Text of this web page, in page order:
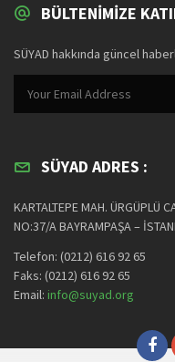
BÜLTENIMIZE
SÜYAD hakkında güncel
SÜYAD ADRES :
KARTALTEPE MAH. ÜRGÜPLÜ
NO:37/A BAYRAMPAŞA –
Telefon: (0212) 616 92 65
Faks: (0212) 616 92 65
Email: info@suyad.org